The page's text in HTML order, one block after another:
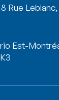
Rue
Est-